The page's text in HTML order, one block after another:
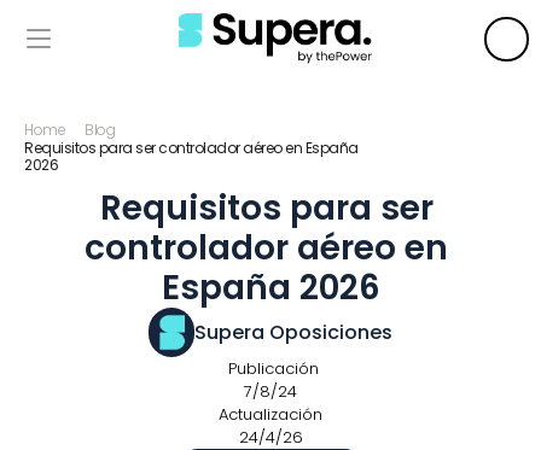
Home
Blog
Requisitos para ser controlador aéreo en España
2026
Requisitos para ser
controlador aéreo en
España 2026
Supera Oposiciones
Publicación
7/8/24
Actualización
24/4/26